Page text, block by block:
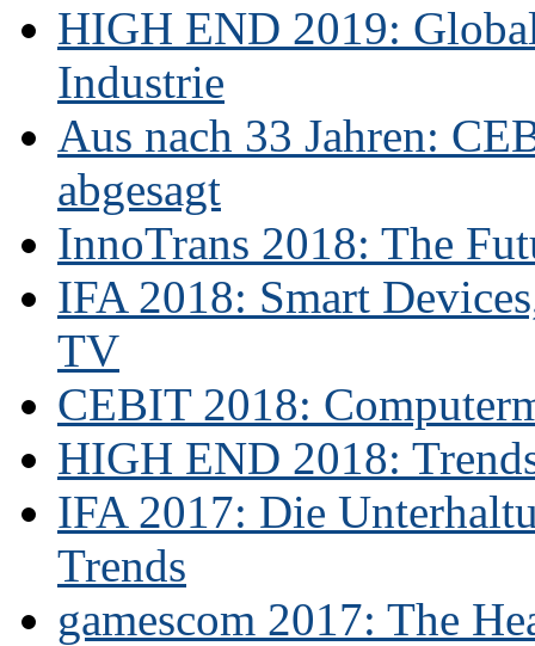
HIGH END 2019:
Industrie
Aus nach 33 Jahren:
abgesagt
InnoTrans 2018: The
IFA 2018: Smart
TV
CEBIT 2018:
HIGH END 2018:
IFA 2017: Die
Trends
gamescom 2017: The